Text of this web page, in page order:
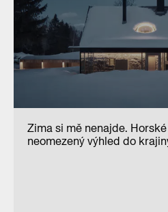
Zima si mě nenajde.
neomezený výhled do